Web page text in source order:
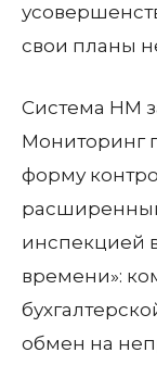
свои планы
Система НМ
Мониторинг
форму
инспекцией
времени»:
обмен на